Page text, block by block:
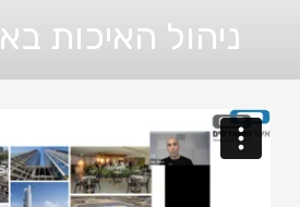
ניהול האיכות